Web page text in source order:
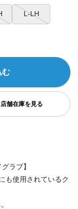
L-LH
む
ラブ】
も使用されているク